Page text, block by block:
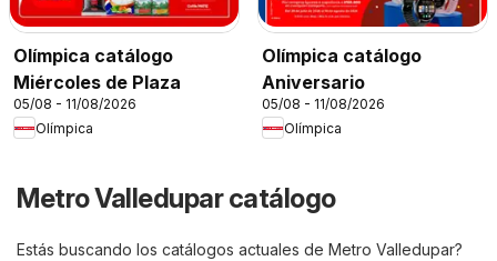
Olímpica catálogo
Miércoles de Plaza
05/08 - 11/08/2026
Olímpica
Olímpica catálogo
Aniversario
05/08 - 11/08/2026
Olímpica
Metro Valledupar catálogo
Estás buscando los catálogos actuales de Metro Valledupar?